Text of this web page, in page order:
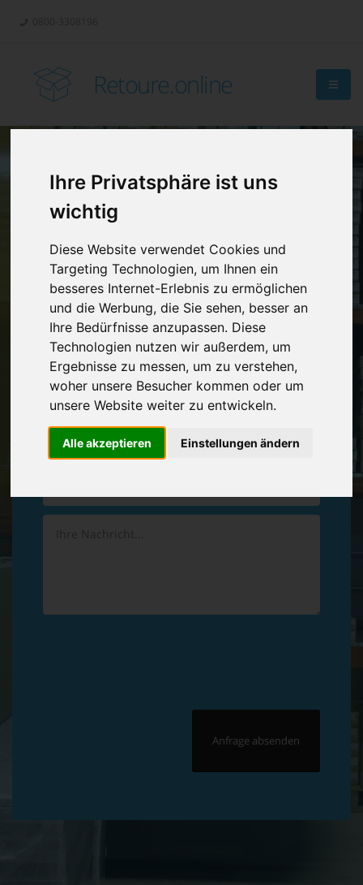
Ihre Privatsphäre ist uns
wichtig
Diese Website verwendet Cookies und
Targeting Technologien, um Ihnen ein
besseres Internet-Erlebnis zu ermöglichen
und die Werbung, die Sie sehen, besser an
Ihre Bedürfnisse anzupassen. Diese
Technologien nutzen wir außerdem, um
Ergebnisse zu messen, um zu verstehen,
woher unsere Besucher kommen oder um
unsere Website weiter zu entwickeln.
Alle akzeptieren Einstellungen ändern
Retoure.online
Retouren-
Management?
Vereinbaren Sie einenRückruf
Hinterlassen Sie uns gern eine persönliche Nachricht.